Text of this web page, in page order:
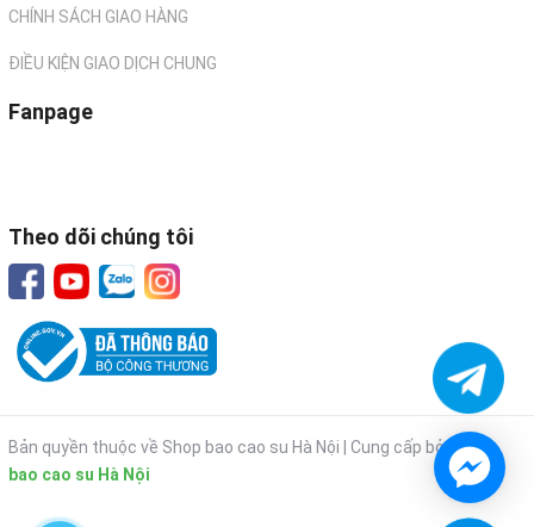
CHÍNH SÁCH GIAO HÀNG
ĐIỀU KIỆN GIAO DỊCH CHUNG
Fanpage
Theo dõi chúng tôi
Bản quyền thuộc về Shop bao cao su Hà Nội | Cung cấp bởi Shop
bao cao su Hà Nội